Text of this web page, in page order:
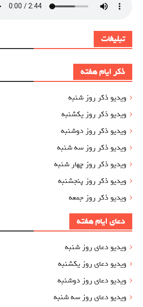
تبلیغات
ذکر ایام هفته
ویدیو ذکر روز شنبه
ویدیو ذکر روز یکشنبه
ویدیو ذکر روز دوشنبه
ویدیو ذکر روز سه شنبه
ویدیو ذکر روز چهار شنبه
ویدیو ذکر روز پنجشنبه
ویدیو ذکر روز جمعه
دعای ایام هفته
ویدیو دعای روز شنبه
ویدیو دعای روز یکشنبه
ویدیو دعای روز دوشنبه
ویدیو دعای روز سه شنبه